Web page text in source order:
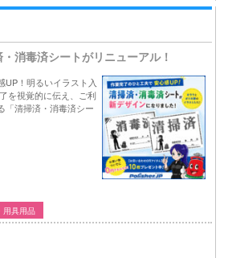
・消毒済シートがリニューアル！
UP！明るいイラスト入
を視覚的に伝え、ご利
「清掃済・消毒済シー
用具用品